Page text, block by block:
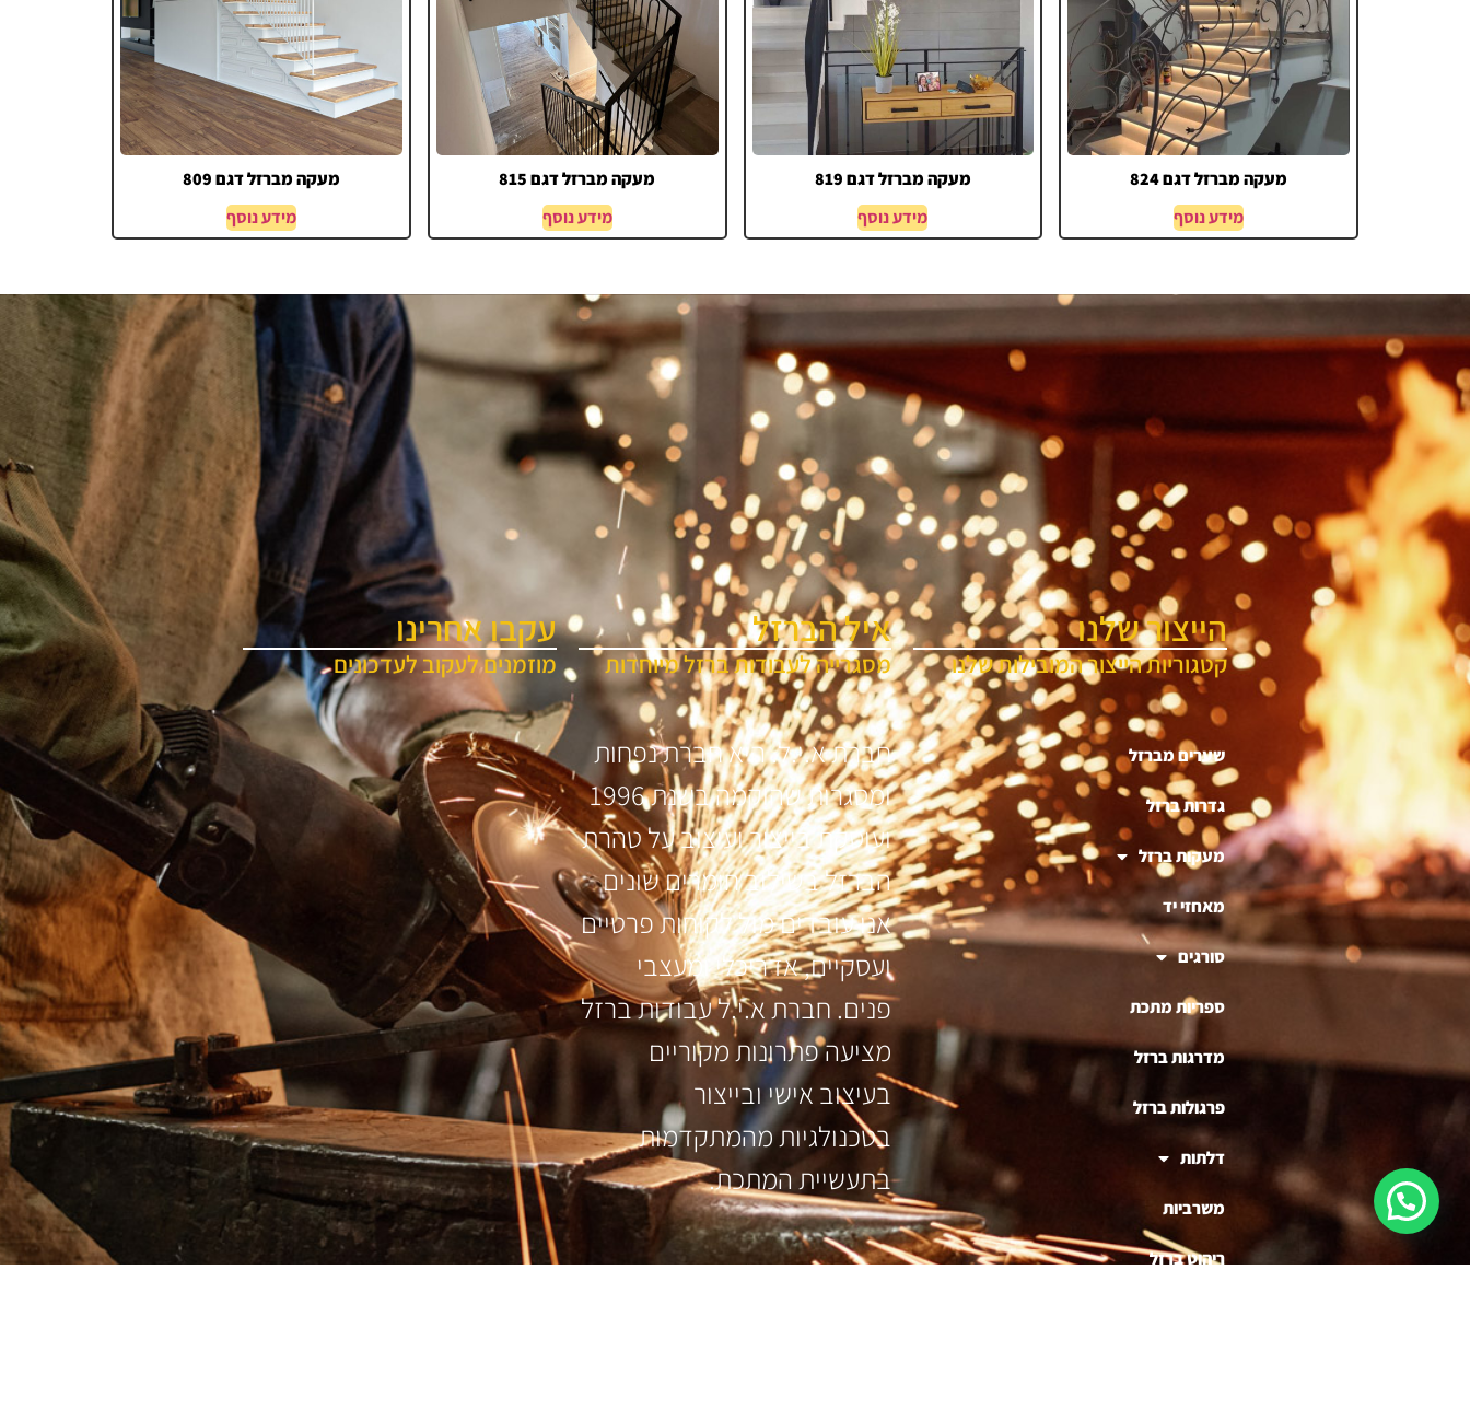
מעקה מברזל דגם 824
מידע נוסף
מעקה מברזל דגם 819
מידע נוסף
מעקה מברזל דגם 815
מידע נוסף
מעקה מברזל דגם 809
מידע נוסף
הייצור שלנו
קטגוריות הייצור המובילות שלנו
שערים מברזל
גדרות ברזל
מעקות ברזל
מאחזי יד
סורגים
ספריות מתכת
מדרגות ברזל
פרגולות ברזל
דלתות
משרביות
ריהוט ברזל
איל הברזל
מסגרייה לעבודות ברזל מיוחדות
חברת א.י.ל. היא חברת נפחות
ומסגרות שהוקמה בשנת 1996
ועוסקת בייצור ועיצוב על טהרת
הברזל בשילוב חומרים שונים
אנו עובדים מול לקוחות פרטיים
ועסקיים, אדריכלי ומעצבי
פנים. חברת א.י.ל עבודות ברזל
מציעה פתרונות מקוריים
בעיצוב אישי ובייצור
בטכנולגיות מהמתקדמות
בתעשיית המתכת.
עקבו אחרינו
מוזמנים לעקוב לעדכונים